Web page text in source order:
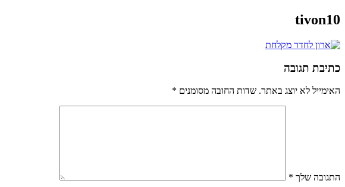
tivon10
כתיבת תגובה
האימייל לא יוצג באתר. שדות החובה מסומנים *
התגובה שלך *